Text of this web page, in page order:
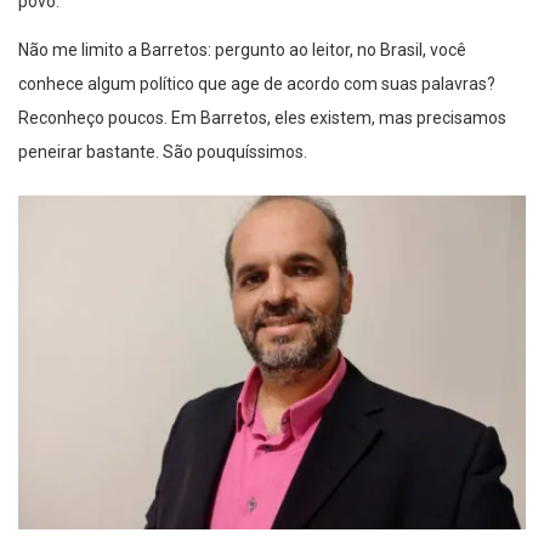
Não me limito a Barretos: pergunto ao leitor, no Brasil, você
conhece algum político que age de acordo com suas palavras?
Reconheço poucos. Em Barretos, eles existem, mas precisamos
peneirar bastante. São pouquíssimos.